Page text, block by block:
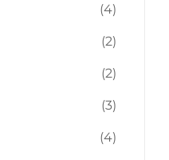
(4)
(2)
(2)
(3)
(4)